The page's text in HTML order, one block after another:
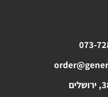
073-